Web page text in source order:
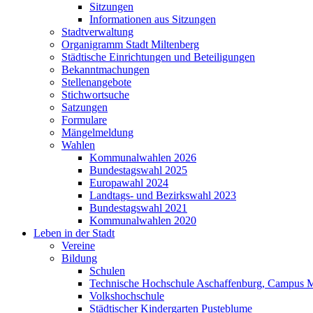
Sitzungen
Informationen aus Sitzungen
Stadtverwaltung
Organigramm Stadt Miltenberg
Städtische Einrichtungen und Beteiligungen
Bekanntmachungen
Stellenangebote
Stichwortsuche
Satzungen
Formulare
Mängelmeldung
Wahlen
Kommunalwahlen 2026
Bundestagswahl 2025
Europawahl 2024
Landtags- und Bezirkswahl 2023
Bundestagswahl 2021
Kommunalwahlen 2020
Leben in der Stadt
Vereine
Bildung
Schulen
Technische Hochschule Aschaffenburg, Campus
Volkshochschule
Städtischer Kindergarten Pusteblume